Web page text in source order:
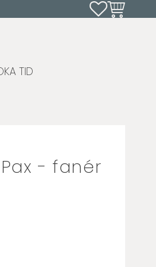
Favoriter
Kundvagn
TID
- fanér